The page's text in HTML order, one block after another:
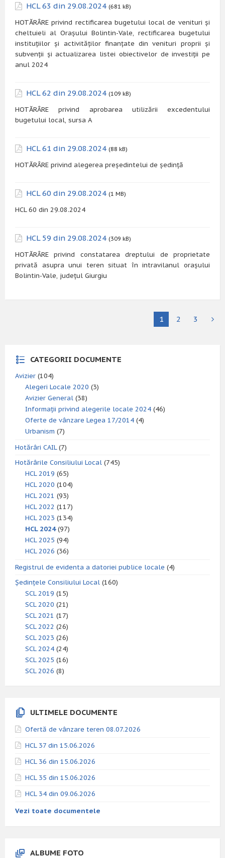
HCL 63 din 29.08.2024 (681 kB)
HOTĂRÂRE privind rectificarea bugetului local de venituri și
cheltuieli al Orașului Bolintin-Vale, rectificarea bugetului
instituțiilor și activităților finanțate din venituri proprii și
subvenții și actualizarea listei obiectivelor de investiții pe
anul 2024
HCL 62 din 29.08.2024 (109 kB)
HOTĂRÂRE privind aprobarea utilizării excedentului
bugetului local, sursa A
HCL 61 din 29.08.2024 (88 kB)
HOTĂRÂRE privind alegerea președintelui de ședință
HCL 60 din 29.08.2024 (1 MB)
HCL 60 din 29.08.2024
HCL 59 din 29.08.2024 (309 kB)
HOTĂRÂRE privind constatarea dreptului de proprietate
privată asupra unui teren situat în intravilanul orașului
Bolintin-Vale, județul Giurgiu
1 2 3
CATEGORII DOCUMENTE
Avizier (104)
Alegeri Locale 2020 (3)
Avizier General (38)
Informații privind alegerile locale 2024 (46)
Oferte de vânzare Legea 17/2014 (4)
Urbanism (7)
Hotărâri CAIL(7)
Hotărârile Consiliului Local (745)
HCL 2019 (65)
HCL 2020 (104)
HCL 2021 (93)
HCL 2022 (117)
HCL 2023 (134)
HCL 2024(97)
HCL 2025 (94)
HCL 2026 (36)
Registrul de evidenta a datoriei publice locale (4)
Ședințele Consiliului Local (160)
SCL 2019 (15)
SCL 2020 (21)
SCL 2021 (17)
SCL 2022 (26)
SCL 2023 (26)
SCL 2024 (24)
SCL 2025 (16)
SCL 2026 (8)
ULTIMELE DOCUMENTE
Ofertă de vânzare teren 08.07.2026
HCL 37 din 15.06.2026
HCL 36 din 15.06.2026
HCL 35 din 15.06.2026
HCL 34 din 09.06.2026
Vezi toate documentele
ALBUME FOTO